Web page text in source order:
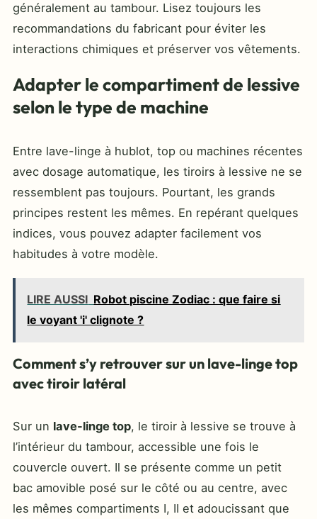
généralement au tambour. Lisez toujours les
recommandations du fabricant pour éviter les
interactions chimiques et préserver vos vêtements.
Adapter le compartiment de lessive
selon le type de machine
Entre lave-linge à hublot, top ou machines récentes
avec dosage automatique, les tiroirs à lessive ne se
ressemblent pas toujours. Pourtant, les grands
principes restent les mêmes. En repérant quelques
indices, vous pouvez adapter facilement vos
habitudes à votre modèle.
LIRE AUSSI Robot piscine Zodiac : que faire si
le voyant 'i' clignote ?
Comment s’y retrouver sur un lave-linge top
avec tiroir latéral
Sur un lave-linge top, le tiroir à lessive se trouve à
l’intérieur du tambour, accessible une fois le
couvercle ouvert. Il se présente comme un petit
bac amovible posé sur le côté ou au centre, avec
les mêmes compartiments I, II et adoucissant que